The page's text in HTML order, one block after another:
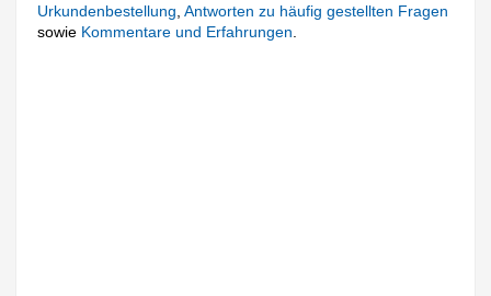
Urkundenbestellung ,Antworten zu häufig gestellten Fragen
sowie Kommentare und Erfahrungen